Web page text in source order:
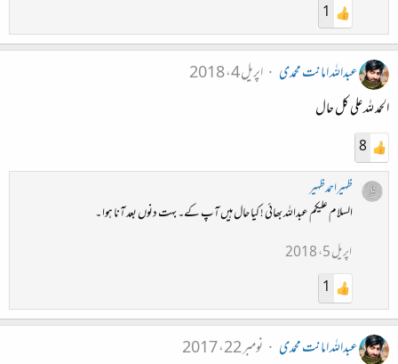
1
عبداللہ امانت محمدی
اپریل 4، 2018
الحمد لله على كل حال
8
ظہیراحمدظہیر
السلام علیکم عبداللہ بھائی ! کیا حال ہیں آپ کے۔ بہت دنوں بعد آنا ہوا ۔
اپریل 5، 2018
1
عبداللہ امانت محمدی
نومبر 22، 2017